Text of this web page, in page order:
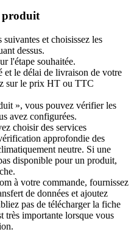
produit
et choisissez les
dessus.
l'étape souhaitée.
et le délai de livraison de votre
sur le prix HT ou TTC
», vous pouvez vérifier les
avez configurées.
choisir des services
approfondie des
neutre. Si une
disponible pour un produit,
à votre commande, fournissez
de données et ajoutez
pas de télécharger la fiche
très importante lorsque vous